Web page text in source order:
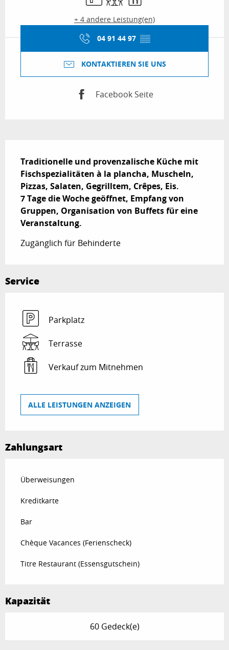
+ 4 andere Leistung(en)
04 91 44 97 ▒▒
KONTAKTIEREN SIE UNS
Facebook Seite
Traditionelle und provenzalische Küche mit
Fischspezialitäten à la plancha, Muscheln,
Pizzas, Salaten, Gegrilltem, Crêpes, Eis.
7 Tage die Woche geöffnet, Empfang von
Gruppen, Organisation von Buffets für eine
Veranstaltung.
Zugänglich für Behinderte
Service
Parkplatz
Terrasse
Verkauf zum Mitnehmen
ALLE LEISTUNGEN ANZEIGEN
Zahlungsart
Überweisungen
Kreditkarte
Bar
Chèque Vacances (Ferienscheck)
Titre Restaurant (Essensgutschein)
Kapazität
60 Gedeck(e)